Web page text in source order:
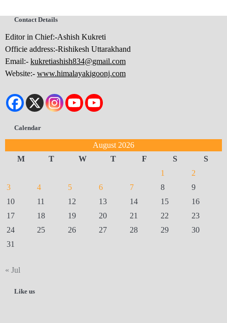
Contact Details
Editor in Chief:-Ashish Kukreti
Officie address:-Rishikesh Uttarakhand
Email:- kukretiashish834@gmail.com
Website:- www.himalayakigoonj.com
Calendar
August 2026
M
T W T F S
S
1
2
3
4 5 6 7 8
9
10
11 12 13 14 15
16
17
18 19 20 21 22
23
24
25 26 27 28 29
30
31
« Jul
Like us